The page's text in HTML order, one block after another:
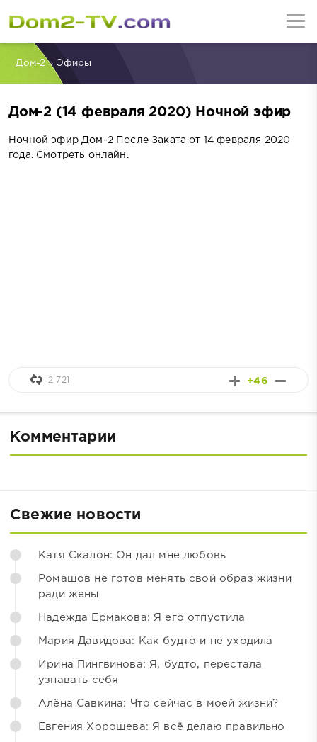
Дом-2» Эфиры
Дом-2 (14 февраля 2020) Ночной эфир
Ночной эфир Дом-2 После Заката от 14 февраля 2020
года. Смотреть онлайн.
+46
2 721
Комментарии
Свежие новости
Катя Скалон: Он дал мне любовь
Ромашов не готов менять свой образ жизни
ради жены
Надежда Ермакова: Я его отпустила
Мария Давидова: Как будто и не уходила
Ирина Пингвинова: Я, будто, перестала
узнавать себя
Алёна Савкина: Что сейчас в моей жизни?
Евгения Хорошева: Я всё делаю правильно